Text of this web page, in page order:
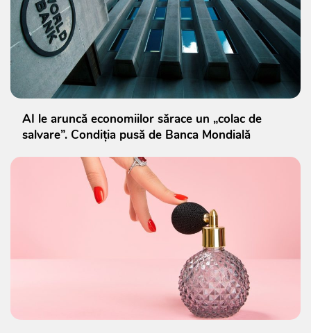
AI le aruncă economiilor sărace un „colac de
salvare”. Condiția pusă de Banca Mondială